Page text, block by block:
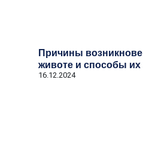
Причины
животе и способы их
16.12.2024